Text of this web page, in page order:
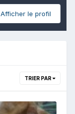
Afficher le profil
TRIER PAR